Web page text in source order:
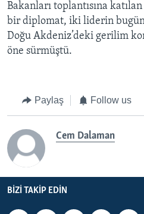
Bakanları toplantısına
bir diplomat, iki liderin
Doğu Akdeniz’deki gerilim
öne sürmüştü.
Paylaş Follow us
Cem Dalaman
BIZI TAKIP EDIN